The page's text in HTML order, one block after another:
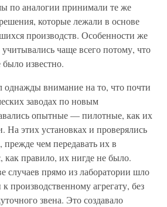
по аналогии принимали те же
которые лежали в основе
производств. Особенности же
чаще всего потому, что
известно.
внимание на то, что почти
заводах по новым
опытные — пилотные, как их
На этих установках и проверялись
чем передавать их в
как правило, их нигде не было.
случаев прямо из лаборатории шло
производственному агрегату, без
звена. Это создавало